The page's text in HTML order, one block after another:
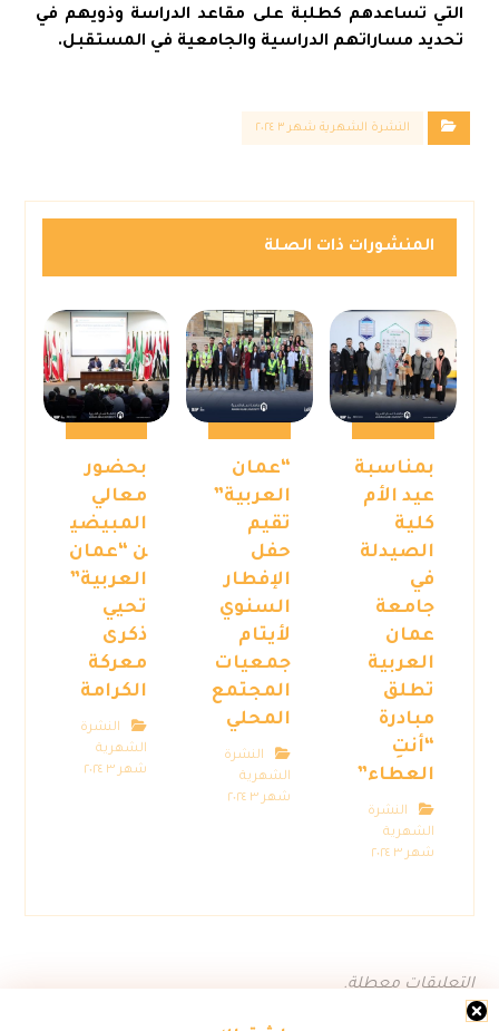
التي تساعدهم كطلبة على مقاعد الدراسة وذويهم في
تحديد مساراتهم الدراسية والجامعية في المستقبل.
النشرة الشهرية شهر ٣ ٢٠٢٤
المنشورات ذات الصلة
بمناسبة
عيد الأم
كلية
الصيدلة
في
جامعة
عمان
العربية
تطلق
مبادرة
“أنتِ
العطاء”
النشرة
الشهرية
شهر ٣ ٢٠٢٤
“عمان
العربية”
تقيم
حفل
الإفطار
السنوي
لأيتام
جمعيات
المجتمع
المحلي
النشرة
الشهرية
شهر ٣ ٢٠٢٤
بحضور
معالي
المبيضي
ن “عمان
العربية”
تحيي
ذكرى
معركة
الكرامة
النشرة
الشهرية
شهر ٣ ٢٠٢٤
التعليقات معطلة.